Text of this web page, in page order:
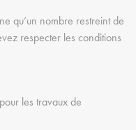
qu’un nombre restreint de
respecter les conditions
les travaux de